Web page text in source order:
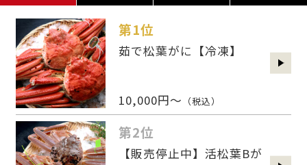
第1位
茹で松葉がに【冷凍】
10,000円～ （税込）
第2位
【販売停止中】活松葉Bが